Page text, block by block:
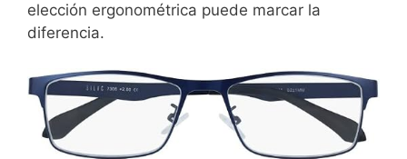
elección ergonométrica puede marcar la
diferencia.